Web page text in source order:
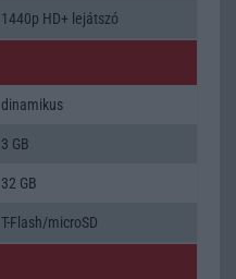
1440p HD+ lejátszó
dinamikus
3 GB
32 GB
T-Flash/microSD